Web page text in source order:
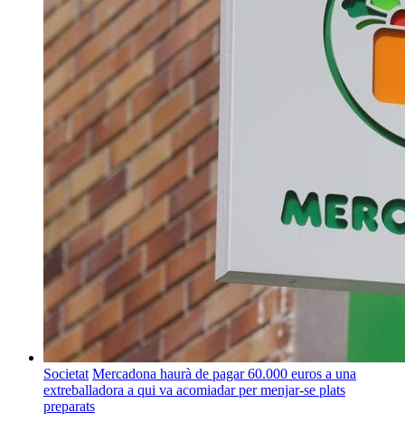
Societat Mercadona haurà de pagar 60.000 euros a una
extreballadora a qui va acomiadar per menjar-se plats
preparats